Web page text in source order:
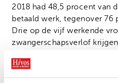
2018 had 48,5 procent van
betaald werk, tegenover 76
Drie op de vijf werkende
zwangerschapsverlof
(onbetaalde) zorg voor
komt ook vaker op